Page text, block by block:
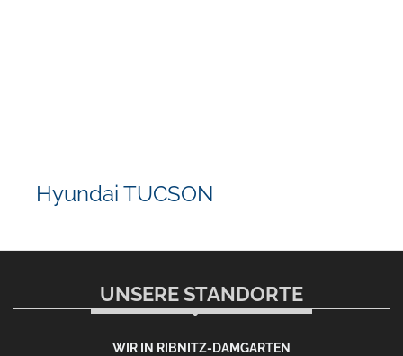
Hyundai TUCSON
UNSERE STANDORTE
WIR IN RIBNITZ-DAMGARTEN